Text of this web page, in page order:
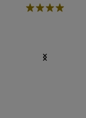
4